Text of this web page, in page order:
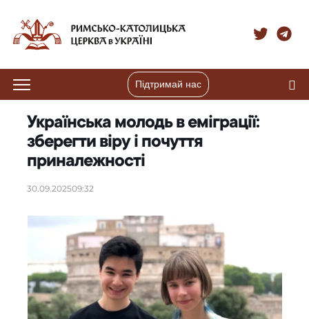
Підтримай нас
Українська молодь в еміграції:
зберегти віру і почуття
приналежності
30.09.202509:32